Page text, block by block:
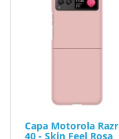
Capa Motorola Razr
40 - Skin Feel Rosa